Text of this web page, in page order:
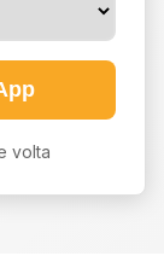
volta